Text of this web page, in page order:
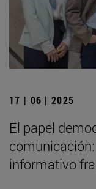
17 | 06 | 2025
El papel
informativo